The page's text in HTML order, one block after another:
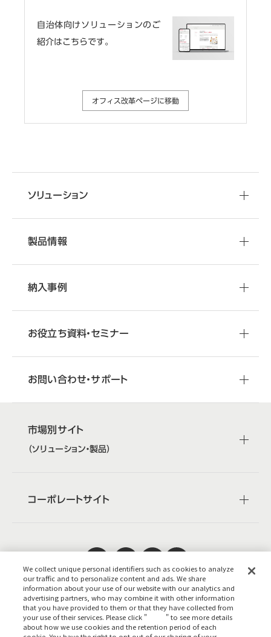
自治体向けソリューションのご
紹介はこちらです。
オフィス改革ページに移動
ソリューション
製品情報
納入事例
お役立ち資料・セミナー
お問い合わせ・サポート
市場別サイト
（ソリューション・製品）
コーポレートサイト
日本公式企業広報
We collect unique personal identifiers such as cookies to analyze
our traffic and to personalize content and ads. We share
information about your use of our website with our analytics and
advertising partners, who may combine it with other information
that you have provided to them or that they have collected from
your use of their services. Please click "
" to see more details
about how we use cookies and the retention period of each